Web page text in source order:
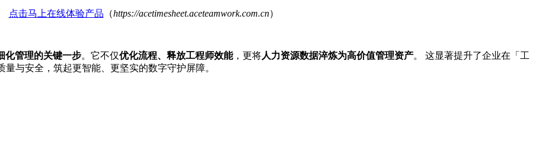
点击马上在线体验产品 （https://acetimesheet.aceteamwork.com.cn）
化管理的关键一步。它不仅优化流程、释放工程师效能，更将人力资源数据淬炼为高价值管理资产。 这显著提升了企业在「工
与安全，筑起更智能、更坚实的数字守护屏障。